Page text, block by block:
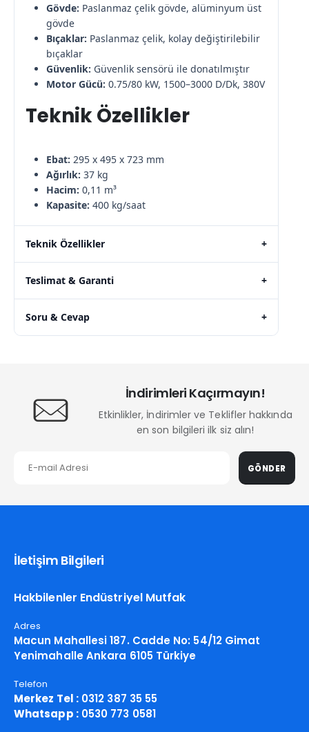
Gövde: Paslanmaz çelik gövde, alüminyum üst
gövde
Bıçaklar: Paslanmaz çelik, kolay değiştirilebilir
bıçaklar
Güvenlik: Güvenlik sensörü ile donatılmıştır
Motor Gücü: 0.75/80 kW, 1500–3000 D/Dk, 380V
Teknik Özellikler
Ebat: 295 x 495 x 723 mm
Ağırlık: 37 kg
Hacim: 0,11 m³
Kapasite: 400 kg/saat
Teknik Özellikler +
Teslimat & Garanti +
Soru & Cevap +
İndirimleri Kaçırmayın!
Etkinlikler, İndirimler ve Teklifler hakkında
en son bilgileri ilk siz alın!
GÖNDER
İletişim Bilgileri
Hakbilenler Endüstriyel Mutfak
Adres
Macun Mahallesi 187. Cadde No: 54/12 Gimat
Yenimahalle Ankara 6105 Türkiye
Telefon
Merkez Tel :0312 387 35 55
Whatsapp :0530 773 0581